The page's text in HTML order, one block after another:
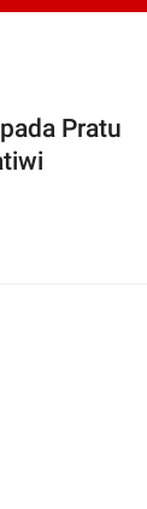
Pratu